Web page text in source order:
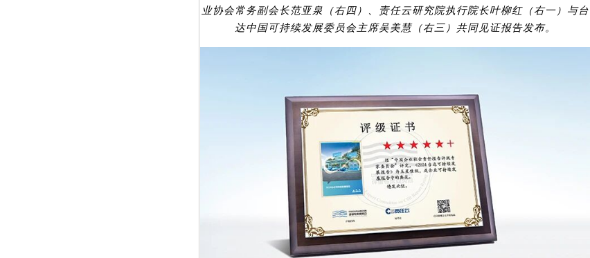
业协会常务副会长范亚泉（右四）、责任云研究院执行院长叶柳红（右一）与台
达中国可持续发展委员会主席吴美慧（右三）共同见证报告发布。